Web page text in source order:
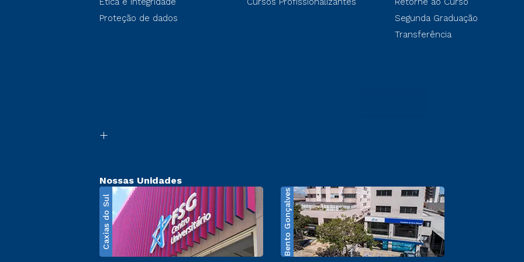
Proteção de dados
Segunda Graduação
Transferência
Nossas Unidades
Caxias do Sul Bento Gonçalves